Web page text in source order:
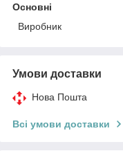
Основні
Виробник
Умови доставки
Нова Пошта
Всі умови доставки